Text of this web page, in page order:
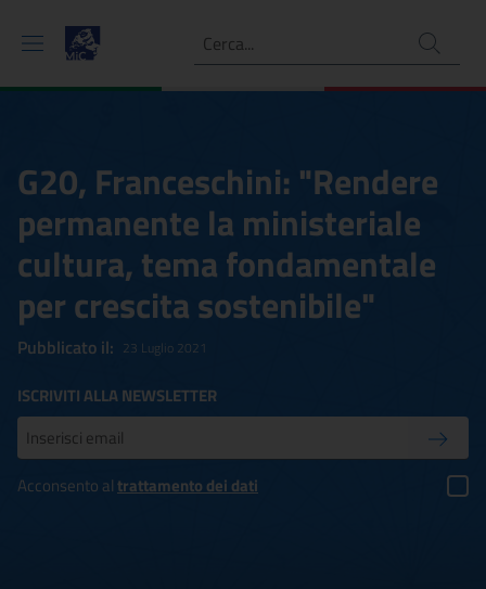
Ricerca
G20, Franceschini: "Rendere
permanente la ministeriale
cultura, tema fondamentale
per crescita sostenibile"
Pubblicato il: 23 Luglio 2021
ISCRIVITI ALLA NEWSLETTER
Inserisci la tua mail
Acconsento altrattamento dei dati